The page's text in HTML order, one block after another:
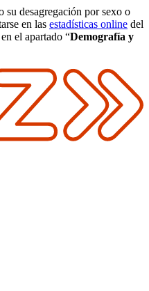
su desagregación por sexo o
en las estadísticas online del
el apartado “Demografía y